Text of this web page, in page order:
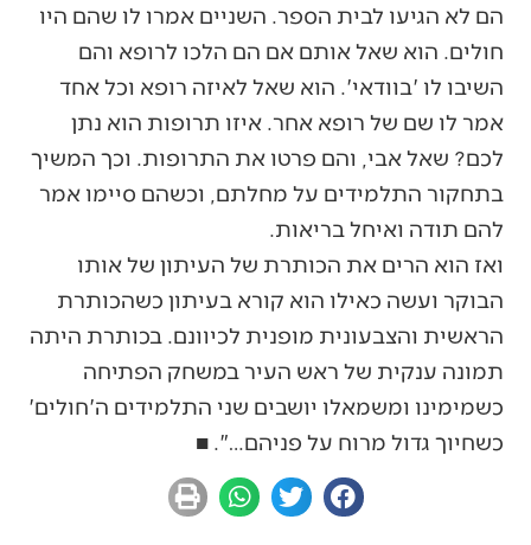
הם לא הגיעו לבית הספר. השניים אמרו לו שהם היו
חולים. הוא שאל אותם אם הם הלכו לרופא והם
השיבו לו 'בוודאי'. הוא שאל לאיזה רופא וכל אחד
אמר לו שם של רופא אחר. איזו תרופות הוא נתן
לכם? שאל אבי, והם פרטו את התרופות. וכך המשיך
בתחקור התלמידים על מחלתם, וכשהם סיימו אמר
להם תודה ואיחל בריאות.
ואז הוא הרים את הכותרת של העיתון של אותו
הבוקר ועשה כאילו הוא קורא בעיתון כשהכותרת
הראשית והצבעונית מופנית לכיוונם. בכותרת היתה
תמונה ענקית של ראש העיר במשחק הפתיחה
כשמימינו ומשמאלו יושבים שני התלמידים ה'חולים'
כשחיוך גדול מרוח על פניהם…". ■